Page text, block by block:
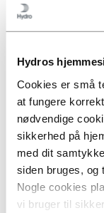
Hydros
Cookies er små
at fungere
nødvendige
sikkerhed på
med dit
siden bruges, og
Nogle cookies
vi bruger til